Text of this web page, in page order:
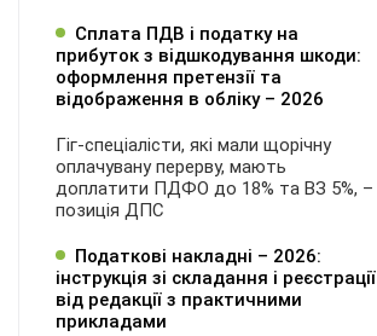
Сплата ПДВ і податку на
прибуток з відшкодування шкоди:
оформлення претензії та
відображення в обліку – 2026
Гіг-спеціалісти, які мали щорічну
оплачувану перерву, мають
доплатити ПДФО до 18% та ВЗ 5%, –
позиція ДПС
Податкові накладні – 2026:
інструкція зі складання і реєстрації
від редакції з практичними
прикладами